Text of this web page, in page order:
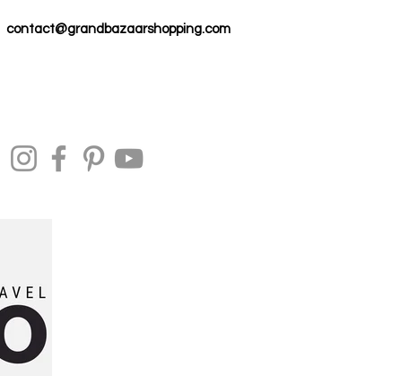
contact@grandbazaarshopping.com